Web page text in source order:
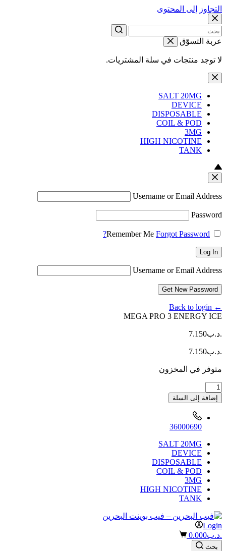
التجاوز إلى المحتوى
عربة التسوّق
لا توجد منتجات في سلة المشتريات.
SALT 20MG
DEVICE
DISPOSABLE
COIL & POD
3MG
HIGH NICOTINE
TANK
Username or Email Address
Password
Remember Me Forgot Password?
Log In
Username or Email Address
Get New Password
← Back to login
MEGA PRO 3 ENERGY ICE
.د.ب7.150
.د.ب7.150
متوفر في المخزون
كمية
MEGA
PRO
ENERGY
إضافة إلى السلة
36000690
SALT 20MG
DEVICE
DISPOSABLE
COIL & POD
3MG
HIGH NICOTINE
TANK
Login
Shopping
cart
.د.ب0.000
بحث